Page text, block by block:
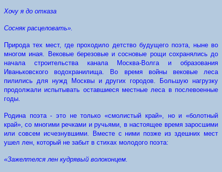
Хочу я до отказа
Сосняк расцеловать».
Природа тех мест, где проходило детство будущего поэта, ныне во
многом иная. Вековые березовые и сосновые рощи сохранялись до
начала строительства канала Москва-Волга и образования
Иваньковского водохранилища. Во время войны вековые леса
пилились для нужд Москвы и других городов. Большую нагрузку
продолжали испытывать оставшиеся местные леса в послевоенные
годы.
Родина поэта - это не только «смолистый край», но и «болотный
край», со многими речками и ручьями, в настоящее время заросшими
или совсем исчезнувшими. Вместе с ними позже из здешних мест
ушел лен, который не забыт в стихах молодого поэта:
«Зажелтелся лен кудрявый волоконцем.